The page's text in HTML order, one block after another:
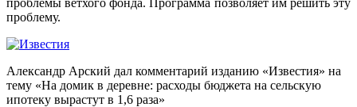
проблемы ветхого фонда. Программа позволяет им решить эту
проблему.
Александр Арский дал комментарий изданию «Известия» на
тему «На домик в деревне: расходы бюджета на сельскую
ипотеку вырастут в 1,6 раза»